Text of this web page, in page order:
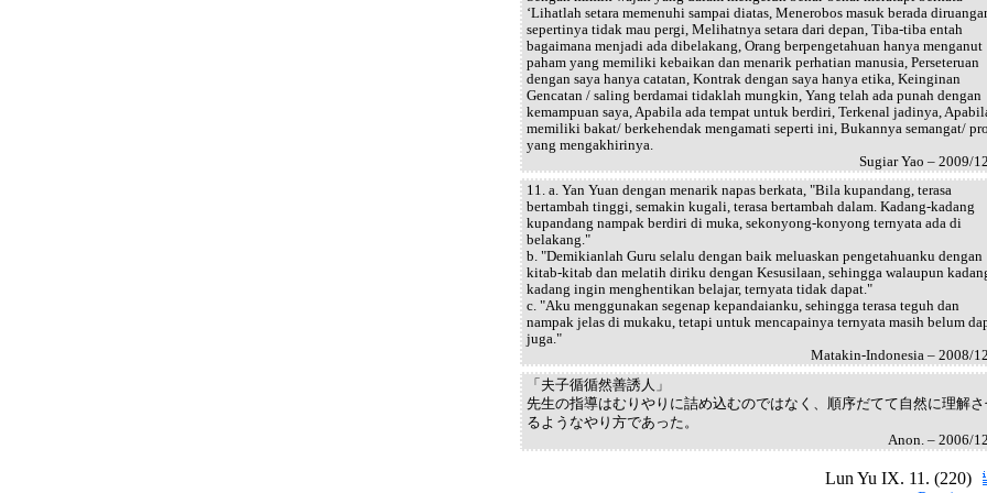
‘Lihatlah setara memenuhi sampai diatas, Menerobos masuk berada
sepertinya tidak mau pergi, Melihatnya setara dari depan, Tiba-tiba entah
bagaimana menjadi ada dibelakang, Orang berpengetahuan hanya menganut
paham yang memiliki kebaikan dan menarik perhatian manusia, Perseteruan
dengan saya hanya catatan, Kontrak dengan saya hanya etika, Keinginan
Gencatan / saling berdamai tidaklah mungkin, Yang telah ada punah dengan
kemampuan saya, Apabila ada tempat untuk berdiri, Terkenal jadinya,
memiliki bakat/ berkehendak mengamati seperti ini, Bukannya semangat/
yang mengakhirinya.
Sugiar Yao – 2009/
11. a. Yan Yuan dengan menarik napas berkata, "Bila kupandang, terasa
bertambah tinggi, semakin kugali, terasa bertambah dalam. Kadang-kadang
kupandang nampak berdiri di muka, sekonyong-konyong ternyata ada di
belakang."
b. "Demikianlah Guru selalu dengan baik meluaskan pengetahuanku dengan
kitab-kitab dan melatih diriku dengan Kesusilaan, sehingga walaupun
kadang ingin menghentikan belajar, ternyata tidak dapat."
c. "Aku menggunakan segenap kepandaianku, sehingga terasa teguh dan
nampak jelas di mukaku, tetapi untuk mencapainya ternyata masih belum
juga."
Matakin-Indonesia – 2008/
「夫子循循然善誘人」
先生の指導はむりやりに詰め込むのではなく、順序だてて自然に理解
るようなやり方であった。
Anon. – 2006/
Lun Yu IX. 11. (220)